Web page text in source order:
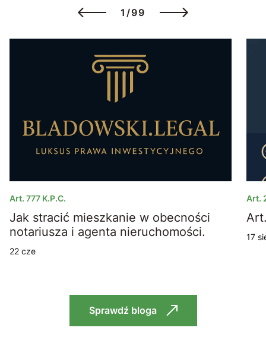
1/99
Art. 777 K.p.c.
Jak stracić mieszkanie w obecności
notariusza i agenta nieruchomości.
22 cze
Art.
17
Sprawdź bloga